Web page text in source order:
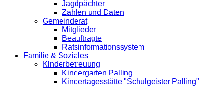
Jagdpächter
Zahlen und Daten
Gemeinderat
Mitglieder
Beauftragte
Ratsinformationssystem
Familie & Soziales
Kinderbetreuung
Kindergarten Palling
Kindertagesstätte "Schulgeister Palling"